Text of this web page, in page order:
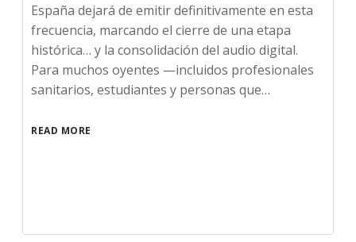
España dejará de emitir definitivamente en esta
frecuencia, marcando el cierre de una etapa
histórica… y la consolidación del audio digital.
Para muchos oyentes —incluidos profesionales
sanitarios, estudiantes y personas que…
READ MORE